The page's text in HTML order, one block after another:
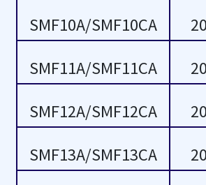
13.30
14.3
14.40
15.2
SMF10A/SMF10CA
SMF11A/SMF11CA
SMF12A/SMF12CA
SMF13A/SMF13CA